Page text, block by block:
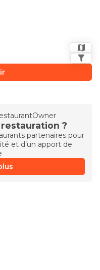
?
partenaires pour
et d’un apport de